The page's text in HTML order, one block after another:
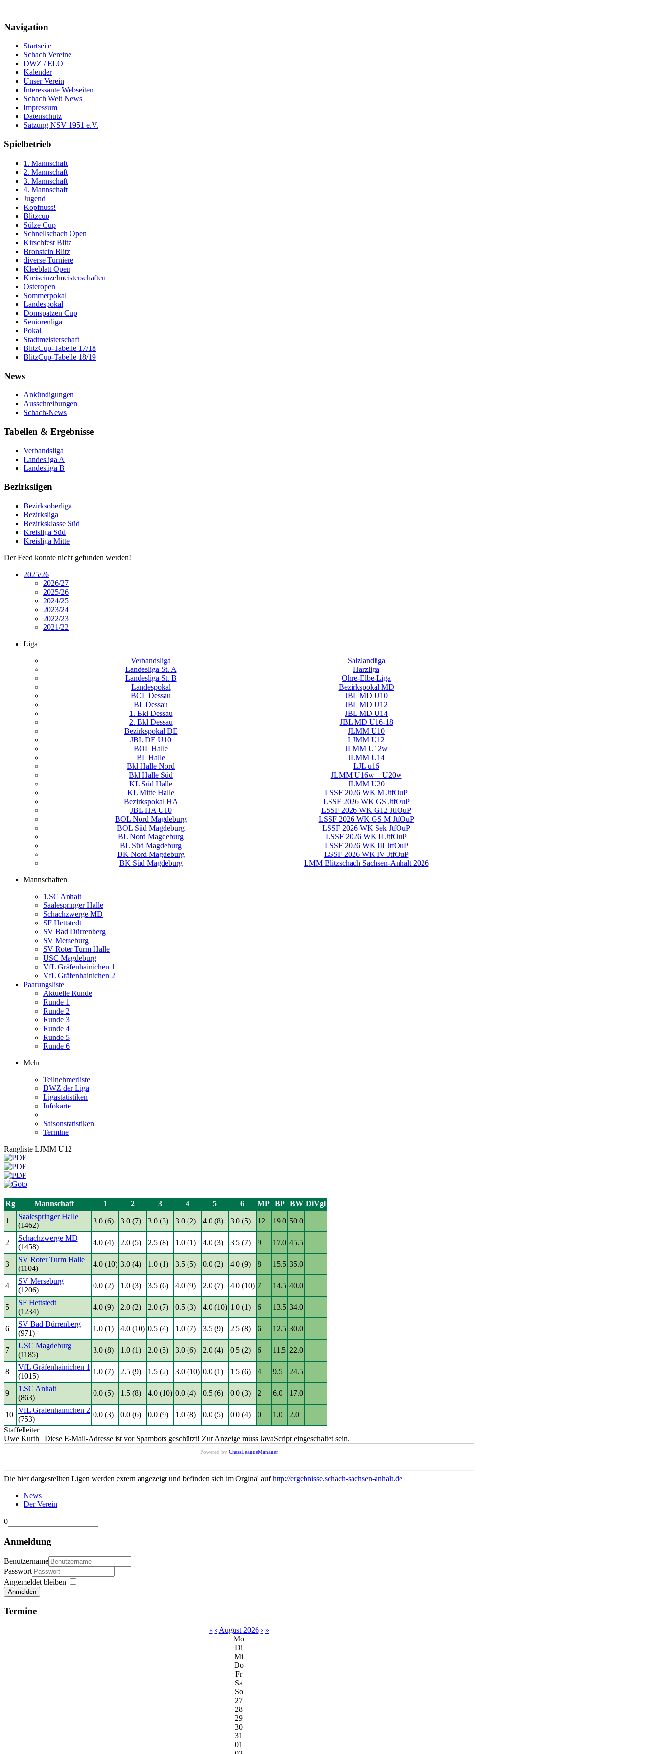
Navigation
Startseite
Schach Vereine
DWZ / ELO
Kalender
Unser Verein
Interessante Webseiten
Schach Welt News
Impressum
Datenschutz
Satzung NSV 1951 e.V.
Spielbetrieb
1. Mannschaft
2. Mannschaft
3. Mannschaft
4. Mannschaft
Jugend
Kopfnuss!
Blitzcup
Sülze Cup
Schnellschach Open
Kirschfest Blitz
Bronstein Blitz
diverse Turniere
Kleeblatt Open
Kreiseinzelmeisterschaften
Osteropen
Sommerpokal
Landespokal
Domspatzen Cup
Seniorenliga
Pokal
Stadtmeisterschaft
BlitzCup-Tabelle 17/18
BlitzCup-Tabelle 18/19
News
Ankündigungen
Ausschreibungen
Schach-News
Tabellen & Ergebnisse
Verbandsliga
Landesliga A
Landesliga B
Bezirksligen
Bezirksoberliga
Bezirksliga
Bezirksklasse Süd
Kreisliga Süd
Kreisliga Mitte
Der Feed konnte nicht gefunden werden!
2025/26
2026/27
2025/26
2024/25
2023/24
2022/23
2021/22
Liga
Verbandsliga
Salzlandliga
Landesliga St. A
Harzliga
Landesliga St. B
Ohre-Elbe-Liga
Landespokal
Bezirkspokal MD
BOL Dessau
JBL MD U10
BL Dessau
JBL MD U12
1. Bkl Dessau
JBL MD U14
2. Bkl Dessau
JBL MD U16-18
Bezirkspokal DE
JLMM U10
JBL DE U10
LJMM U12
BOL Halle
JLMM U12w
BL Halle
JLMM U14
Bkl Halle Nord
LJL u16
Bkl Halle Süd
JLMM U16w + U20w
KL Süd Halle
JLMM U20
KL Mitte Halle
LSSF 2026 WK M JtfOuP
Bezirkspokal HA
LSSF 2026 WK GS JtfOuP
JBL HA U10
LSSF 2026 WK G12 JtfOuP
BOL Nord Magdeburg
LSSF 2026 WK GS M JtfOuP
BOL Süd Magdeburg
LSSF 2026 WK Sek JtfOuP
BL Nord Magdeburg
LSSF 2026 WK II JtfOuP
BL Süd Magdeburg
LSSF 2026 WK III JtfOuP
BK Nord Magdeburg
LSSF 2026 WK IV JtfOuP
BK Süd Magdeburg
LMM Blitzschach Sachsen-Anhalt 2026
Mannschaften
1.SC Anhalt
Saalespringer Halle
Schachzwerge MD
SF Hettstedt
SV Bad Dürrenberg
SV Merseburg
SV Roter Turm Halle
USC Magdeburg
VfL Gräfenhainichen 1
VfL Gräfenhainichen 2
Paarungsliste
Aktuelle Runde
Runde 1
Runde 2
Runde 3
Runde 4
Runde 5
Runde 6
Mehr
Teilnehmerliste
DWZ der Liga
Ligastatistiken
Infokarte
Saisonstatistiken
Termine
Rangliste LJMM U12
Rg Mannschaft 1 2 3 4 5 6 MP BP BW DiVgl
1
Saalespringer Halle
(1462)
3.0 (6) 3.0 (7) 3.0 (3) 3.0 (2) 4.0 (8) 3.0 (5) 12 19.0 50.0
2
Schachzwerge MD
(1458)
4.0 (4) 2.0 (5) 2.5 (8) 1.0 (1) 4.0 (3) 3.5 (7) 9 17.0 45.5
3
SV Roter Turm Halle
(1104)
4.0 (10) 3.0 (4) 1.0 (1) 3.5 (5) 0.0 (2) 4.0 (9) 8 15.5 35.0
4
SV Merseburg
(1206)
0.0 (2) 1.0 (3) 3.5 (6) 4.0 (9) 2.0 (7) 4.0 (10) 7 14.5 40.0
5
SF Hettstedt
(1234)
4.0 (9) 2.0 (2) 2.0 (7) 0.5 (3) 4.0 (10) 1.0 (1) 6 13.5 34.0
6
SV Bad Dürrenberg
(971)
1.0 (1) 4.0 (10) 0.5 (4) 1.0 (7) 3.5 (9) 2.5 (8) 6 12.5 30.0
7
USC Magdeburg
(1185)
3.0 (8) 1.0 (1) 2.0 (5) 3.0 (6) 2.0 (4) 0.5 (2) 6 11.5 22.0
8
VfL Gräfenhainichen 1
(1015)
1.0 (7) 2.5 (9) 1.5 (2) 3.0 (10) 0.0 (1) 1.5 (6) 4 9.5 24.5
9
1.SC Anhalt
(863)
0.0 (5) 1.5 (8) 4.0 (10) 0.0 (4) 0.5 (6) 0.0 (3) 2 6.0 17.0
10
VfL Gräfenhainichen 2
(753)
0.0 (3) 0.0 (6) 0.0 (9) 1.0 (8) 0.0 (5) 0.0 (4) 0 1.0
2.0
Staffelleiter
Uwe Kurth | Diese E-Mail-Adresse ist vor Spambots geschützt! Zur Anzeige muss JavaScript eingeschaltet sein.
Powered by ChessLeagueManager
Die hier dargestellten Ligen werden extern angezeigt und befinden sich im Orginal aufhttp://ergebnisse.schach-sachsen-anhalt.de
News
Der Verein
0
Anmeldung
Benutzername
Passwort
Angemeldet bleiben
Anmelden
Termine
« ‹ August 2026 › »
Mo
Di
Mi
Do
Fr
Sa
So
27
28
29
30
31
01